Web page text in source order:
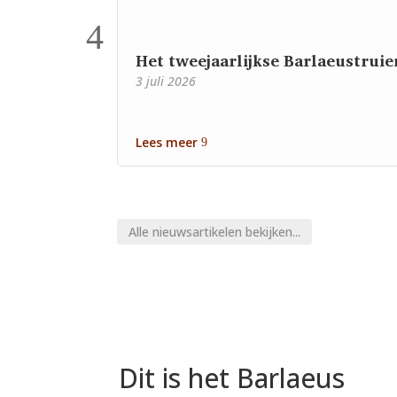
Het tweejaarlijkse
3 juli 2026
Lees meer
Alle nieuwsartikelen bekijken...
Dit is het Barlaeus